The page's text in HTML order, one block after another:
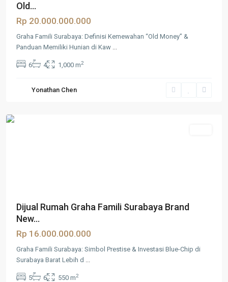
Old...
Rp 20.000.000.000
Graha Famili Surabaya: Definisi Kemewahan “Old Money” &
Panduan Memiliki Hunian di Kaw ...
6 4 1,000 m2
Yonathan Chen
Graha
Famili,
Surabaya
Dijual Rumah Graha Famili Surabaya Brand
New...
Rp 16.000.000.000
Graha Famili Surabaya: Simbol Prestise & Investasi Blue-Chip di
Surabaya Barat Lebih d ...
5 6 550 m2